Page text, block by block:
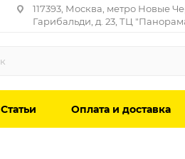
117393, Москва, метро Новые
Гарибальди, д. 23, ТЦ
Статьи Оплата и доставка